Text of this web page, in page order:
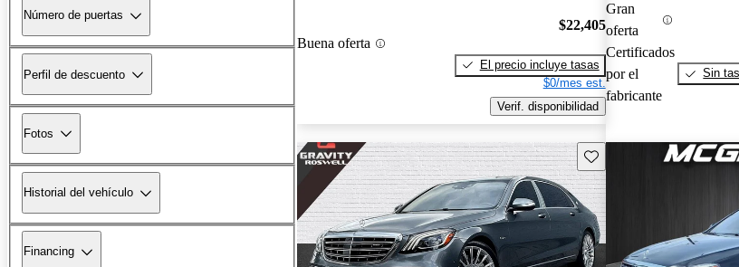
Número de puertas
Perfil de descuento
Fotos
Historial del vehículo
Financing
Buena oferta
$22,405
El precio incluye tasas
$0/mes est.
Verif. disponibilidad
Gran
oferta
Certificados
por el
fabricante
Sin
Guarda este Aviso